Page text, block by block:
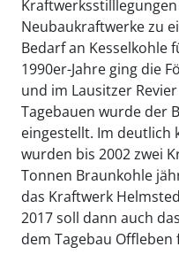
Neubaukraftwerke zu
Bedarf an Kesselkohle
1990er-Jahre ging die
und im Lausitzer
Tagebauen wurde der
eingestellt. Im deutlich
wurden bis 2002 zwei
Tonnen Braunkohle
das Kraftwerk
2017 soll dann auch
dem Tagebau Offleben